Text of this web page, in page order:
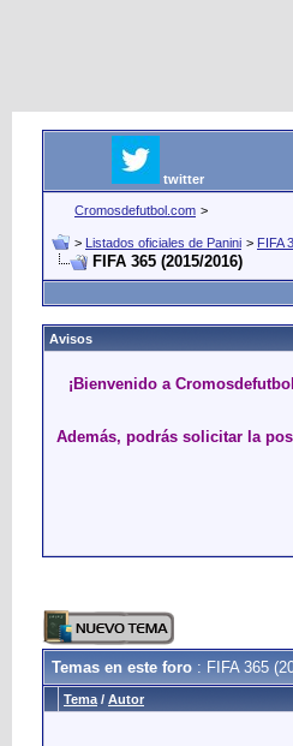
twitter
Cromosdefutbol.com >
> Listados oficiales de Panini > FIFA
FIFA 365 (2015/2016)
Avisos
¡Bienvenido a
Además, podrás solicitar la
Temas en este foro : FIFA 365
Tema / Autor